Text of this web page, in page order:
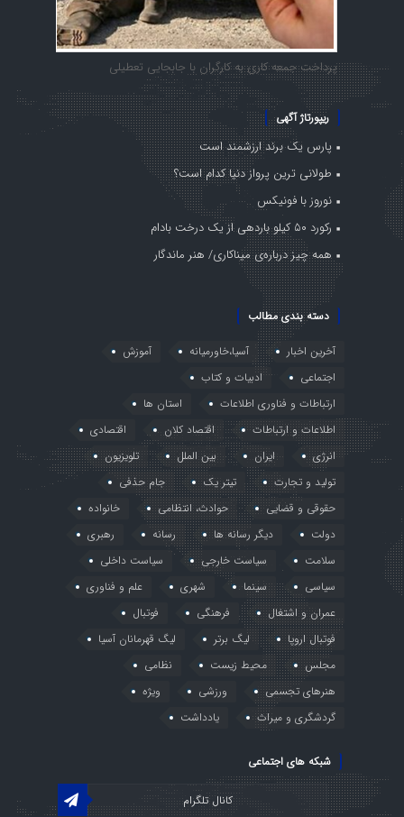
پرداخت جمعه کاری به کارگران با جابجایی تعطیلی
ریپورتاژ آگهی
پارس یک برند ارزشمند است
طولانی ترین پرواز دنیا کدام است؟
نوروز با فونیکس
رکورد ۵۰ کیلو باردهی از یک درخت بادام
همه چیز درباره‌ی میناکاری/ هنر ماندگار
دسته بندی مطالب
آخرین اخبار آسیا،خاورمیانه
آموزش
اجتماعی
ادبیات و کتاب
ارتباطات و فناوری اطلاعات
استان ها
اطلاعات و ارتباطات
اقتصاد کلان
اقتصادی
انرژی
ایران بین الملل
تلویزیون
تولید و تجارت
تیتر یک
جام حذفی
حقوقی و قضایی
حوادث، انتظامی
خانواده
دولت
دیگر رسانه ها رسانه
رهبری
سلامت
سیاست خارجی
سیاست داخلی
سیاسی
سینما شهری
علم و فناوری
عمران و اشتغال
فرهنگی
فوتبال
فوتبال اروپا
لیگ برتر
لیگ قهرمانان آسیا
مجلس
محیط زیست
نظامی
هنرهای تجسمی
ورزشی
ویژه
گردشگری و میراث
یادداشت
شبکه های اجتماعی
کانال تلگرام